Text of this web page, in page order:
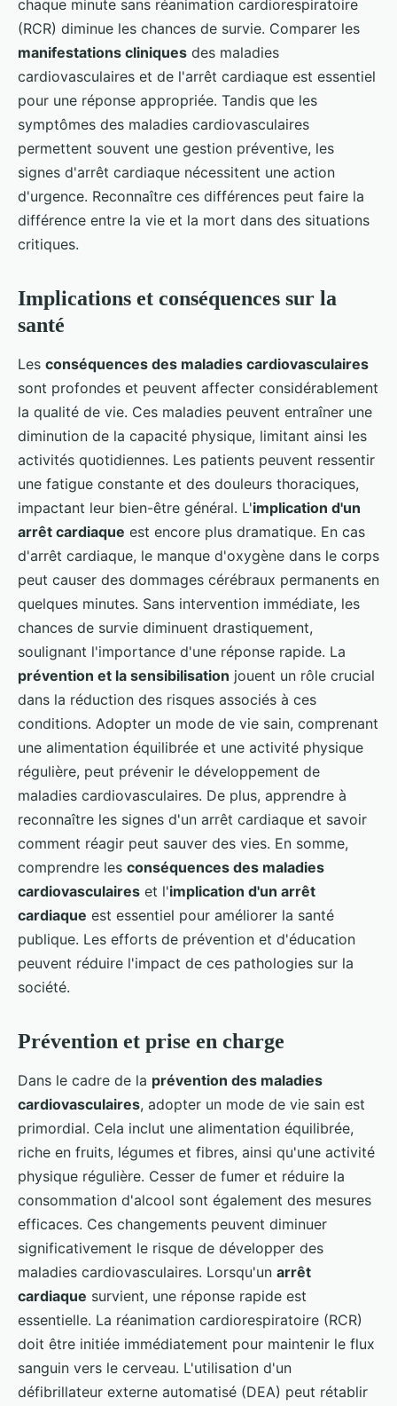
chaque minute sans réanimation cardiorespiratoire
(RCR) diminue les chances de survie. Comparer les
manifestations cliniques des maladies
cardiovasculaires et de l'arrêt cardiaque est essentiel
pour une réponse appropriée. Tandis que les
symptômes des maladies cardiovasculaires
permettent souvent une gestion préventive, les
signes d'arrêt cardiaque nécessitent une action
d'urgence. Reconnaître ces différences peut faire la
différence entre la vie et la mort dans des situations
critiques.
Implications et conséquences sur la
santé
Les conséquences des maladies cardiovasculaires
sont profondes et peuvent affecter considérablement
la qualité de vie. Ces maladies peuvent entraîner une
diminution de la capacité physique, limitant ainsi les
activités quotidiennes. Les patients peuvent ressentir
une fatigue constante et des douleurs thoraciques,
impactant leur bien-être général. L'implication d'un
arrêt cardiaque est encore plus dramatique. En cas
d'arrêt cardiaque, le manque d'oxygène dans le corps
peut causer des dommages cérébraux permanents en
quelques minutes. Sans intervention immédiate, les
chances de survie diminuent drastiquement,
soulignant l'importance d'une réponse rapide. La
prévention et la sensibilisation jouent un rôle crucial
dans la réduction des risques associés à ces
conditions. Adopter un mode de vie sain, comprenant
une alimentation équilibrée et une activité physique
régulière, peut prévenir le développement de
maladies cardiovasculaires. De plus, apprendre à
reconnaître les signes d'un arrêt cardiaque et savoir
comment réagir peut sauver des vies. En somme,
comprendre les conséquences des maladies
cardiovasculaires et l'implication d'un arrêt
cardiaque est essentiel pour améliorer la santé
publique. Les efforts de prévention et d'éducation
peuvent réduire l'impact de ces pathologies sur la
société.
Prévention et prise en charge
Dans le cadre de la prévention des maladies
cardiovasculaires, adopter un mode de vie sain est
primordial. Cela inclut une alimentation équilibrée,
riche en fruits, légumes et fibres, ainsi qu'une activité
physique régulière. Cesser de fumer et réduire la
consommation d'alcool sont également des mesures
efficaces. Ces changements peuvent diminuer
significativement le risque de développer des
maladies cardiovasculaires. Lorsqu'un arrêt
cardiaque survient, une réponse rapide est
essentielle. La réanimation cardiorespiratoire (RCR)
doit être initiée immédiatement pour maintenir le flux
sanguin vers le cerveau. L'utilisation d'un
défibrillateur externe automatisé (DEA) peut rétablir